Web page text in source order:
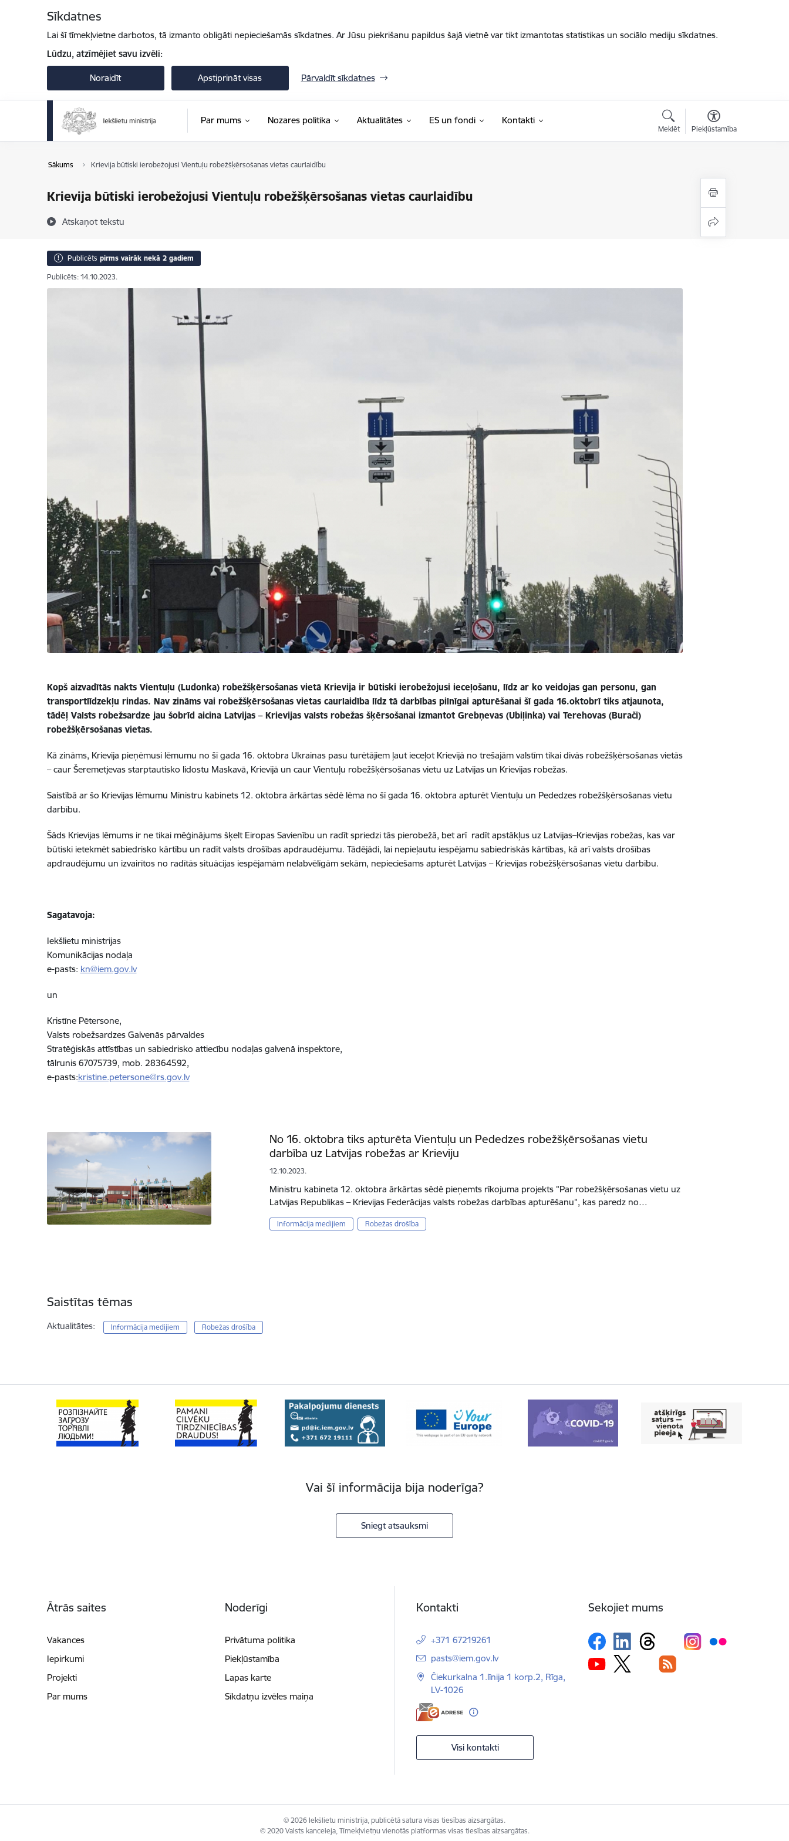
Sīkdatnes
Lai šī tīmekļvietne darbotos, tā izmanto obligāti nepieciešamās sīkdatnes. Ar Jūsu piekrišanu papildus šajā vietnē var tikt izmantotas statistikas un sociālo mediju sīkdatnes.
Lūdzu, atzīmējiet savu izvēli:
Noraidīt Apstiprināt visas Pārvaldīt sīkdatnes
Par mums Nozares politika Aktualitātes ES un fondi Kontakti
Meklēt Piekļūstamība
Sākums Krievija būtiski ierobežojusi Vientuļu robežšķērsošanas vietas caurlaidību
Krievija būtiski ierobežojusi Vientuļu robežšķērsošanas vietas caurlaidību
Atskaņot tekstu
Publicēts pirms vairāk nekā 2 gadiem
Publicēts: 14.10.2023.
Kopš aizvadītās nakts Vientuļu (Ludonka) robežšķērsošanas vietā Krievija ir būtiski ierobežojusi ieceļošanu, līdz ar ko veidojas gan personu, gan
transportlīdzekļu rindas. Nav zināms vai robežšķērsošanas vietas caurlaidība līdz tā darbības pilnīgai apturēšanai šī gada 16.oktobrī tiks atjaunota,
tādēļ Valsts robežsardze jau šobrīd aicina Latvijas – Krievijas valsts robežas šķērsošanai izmantot Grebņevas (Ubiļinka) vai Terehovas (Burači)
robežšķērsošanas vietas.
Kā zināms, Krievija pieņēmusi lēmumu no šī gada 16. oktobra Ukrainas pasu turētājiem ļaut ieceļot Krievijā no trešajām valstīm tikai divās robežšķērsošanas vietās
– caur Šeremetjevas starptautisko lidostu Maskavā, Krievijā un caur Vientuļu robežšķērsošanas vietu uz Latvijas un Krievijas robežas.
Saistībā ar šo Krievijas lēmumu Ministru kabinets 12. oktobra ārkārtas sēdē lēma no šī gada 16. oktobra apturēt Vientuļu un Pededzes robežšķērsošanas vietu
darbību.
Šāds Krievijas lēmums ir ne tikai mēģinājums šķelt Eiropas Savienību un radīt spriedzi tās pierobežā, bet arī radīt apstākļus uz Latvijas–Krievijas robežas, kas var
būtiski ietekmēt sabiedrisko kārtību un radīt valsts drošības apdraudējumu. Tādējādi, lai nepieļautu iespējamu sabiedriskās kārtības, kā arī valsts drošības
apdraudējumu un izvairītos no radītās situācijas iespējamām nelabvēlīgām sekām, nepieciešams apturēt Latvijas – Krievijas robežšķērsošanas vietu darbību.
Sagatavoja:
Iekšlietu ministrijas
Komunikācijas nodaļa
e-pasts: kn@iem.gov.lv
un
Kristīne Pētersone,
Valsts robežsardzes Galvenās pārvaldes
Stratēģiskās attīstības un sabiedrisko attiecību nodaļas galvenā inspektore,
tālrunis 67075739, mob. 28364592,
e-pasts:kristine.petersone@rs.gov.lv
No 16. oktobra tiks apturēta Vientuļu un Pededzes robežšķērsošanas vietu
darbība uz Latvijas robežas ar Krieviju
12.10.2023.
Ministru kabineta 12. oktobra ārkārtas sēdē pieņemts rīkojuma projekts "Par robežšķērsošanas vietu uz
Latvijas Republikas – Krievijas Federācijas valsts robežas darbības apturēšanu", kas paredz no…
Informācija medijiem Robežas drošība
Saistītas tēmas
Aktualitātes: Informācija medijiem Robežas drošība
Vai šī informācija bija noderīga?
Sniegt atsauksmi
Ātrās saites
Vakances
Iepirkumi
Projekti
Par mums
Noderīgi
Privātuma politika
Piekļūstamība
Lapas karte
Sīkdatņu izvēles maiņa
Kontakti
+371 67219261
E-pasts:
pasts@iem.gov.lv
Čiekurkalna 1.līnija 1 korp.2, Rīga,
LV-1026
Visi kontakti
Sekojiet mums
© 2026 Iekšlietu ministrija, publicētā satura visas tiesības aizsargātas.
© 2020 Valsts kanceleja, Tīmekļvietņu vienotās platformas visas tiesības aizsargātas.